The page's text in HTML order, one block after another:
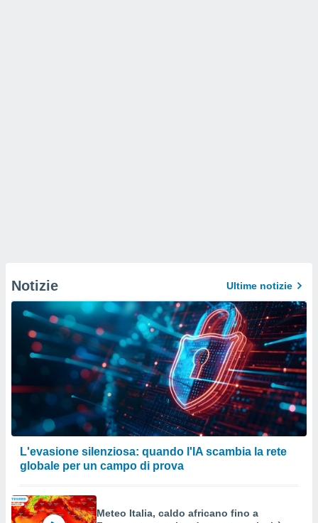
Notizie Ultime notizie
L'evasione silenziosa: quando l'IA scambia la rete
globale per un campo di prova
Meteo Italia, caldo africano fino a